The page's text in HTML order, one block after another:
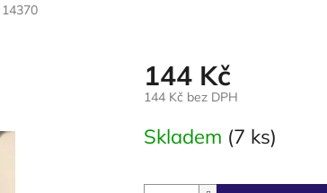
14370
144 Kč
144 Kč bez DPH
cena:
Skladem (7 ks)